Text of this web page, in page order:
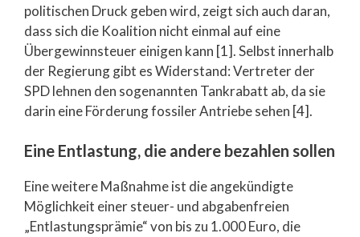
politischen Druck geben wird, zeigt sich auch daran,
dass sich die Koalition nicht einmal auf eine
Übergewinnsteuer einigen kann [1]. Selbst innerhalb
der Regierung gibt es Widerstand: Vertreter der
SPD lehnen den sogenannten Tankrabatt ab, da sie
darin eine Förderung fossiler Antriebe sehen [4].
Eine Entlastung, die andere bezahlen sollen
Eine weitere Maßnahme ist die angekündigte
Möglichkeit einer steuer- und abgabenfreien
„Entlastungsprämie“ von bis zu 1.000 Euro, die